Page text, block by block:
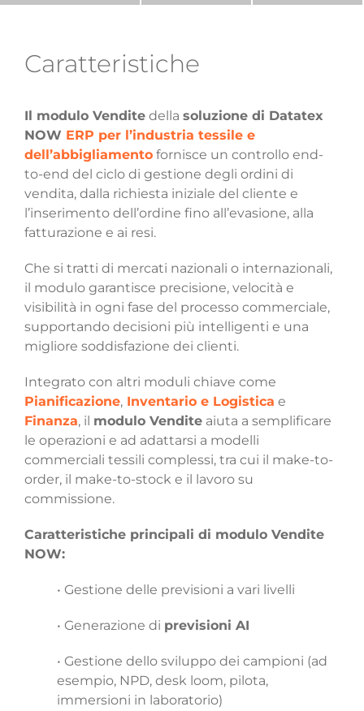
Caratteristiche
Il modulo Vendite della soluzione di Datatex
NOW ERP per l’industria tessile e
dell’abbigliamento fornisce un controllo end-
to-end del ciclo di gestione degli ordini di
vendita, dalla richiesta iniziale del cliente e
l’inserimento dell’ordine fino all’evasione, alla
fatturazione e ai resi.
Che si tratti di mercati nazionali o internazionali,
il modulo garantisce precisione, velocità e
visibilità in ogni fase del processo commerciale,
supportando decisioni più intelligenti e una
migliore soddisfazione dei clienti.
Integrato con altri moduli chiave come
Pianificazione, Inventario e Logistica e
Finanza, il modulo Vendite aiuta a semplificare
le operazioni e ad adattarsi a modelli
commerciali tessili complessi, tra cui il make-to-
order, il make-to-stock e il lavoro su
commissione.
Caratteristiche principali di modulo Vendite
NOW:
• Gestione delle previsioni a vari livelli
• Generazione di previsioni AI
• Gestione dello sviluppo dei campioni (ad
esempio, NPD, desk loom, pilota,
immersioni in laboratorio)